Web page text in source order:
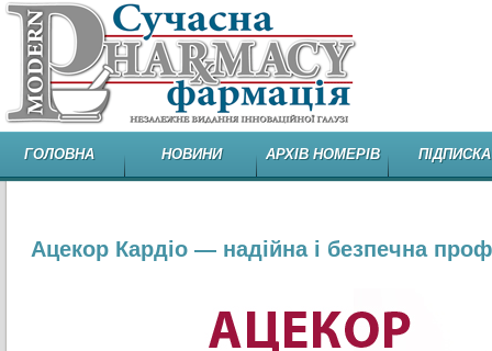
ГОЛОВНА НОВИНИ АРХІВ НОМЕРІВ ПІДПИСКА
Ацекор Кардіо — надійна і безпечна